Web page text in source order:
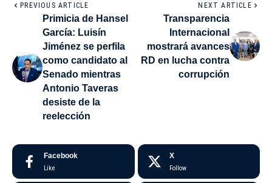
PREVIOUS ARTICLE
Primicia de Hansel
García: Luisín
Jiménez se perfila
como candidato al
Senado mientras
Antonio Taveras
desiste de la
reelección
NEXT ARTICLE
Transparencia
Internacional
mostrará avances
RD en lucha contra
corrupción
Facebook
Like
X
Follow